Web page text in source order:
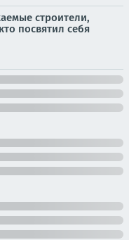
строители,
посвятил себя